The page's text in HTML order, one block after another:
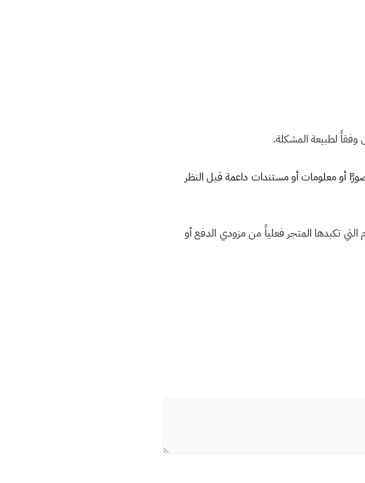
أو معلومات أو مستندات داعمة قبل النظر
التي تكبدها المتجر فعلياً من مزودي الدفع أو